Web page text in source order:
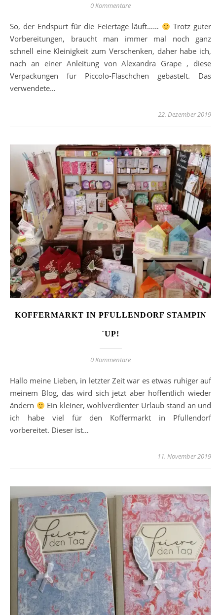
0 Kommentare
So, der Endspurt für die Feiertage läuft……
Trotz guter
Vorbereitungen, braucht man immer mal noch ganz
schnell eine Kleinigkeit zum Verschenken, daher habe ich,
nach an einer Anleitung von Alexandra Grape , diese
Verpackungen für Piccolo-Fläschchen gebastelt. Das
verwendete…
22. Dezember 2019
KOFFERMARKT IN PFULLENDORF STAMPIN
´UP!
0 Kommentare
Hallo meine Lieben, in letzter Zeit war es etwas ruhiger auf
meinem Blog, das wird sich jetzt aber hoffentlich wieder
ändern
Ein kleiner, wohlverdienter Urlaub stand an und
ich habe viel für den Koffermarkt in Pfullendorf
vorbereitet. Dieser ist…
11. November 2019